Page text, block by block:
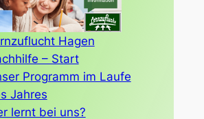
Hagen
– Start
Programm im Laufe
Jahres
lernt bei uns?